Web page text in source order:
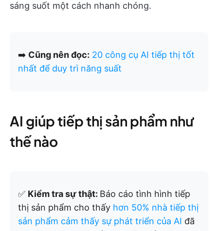
sáng suốt một cách nhanh chóng.
➡️ Cũng nên đọc: 20 công cụ AI tiếp thị tốt
nhất để duy trì năng suất
AI giúp tiếp thị sản phẩm như
thế nào
✅ Kiểm tra sự thật: Báo cáo tình hình tiếp
thị sản phẩm cho thấy hơn 50% nhà tiếp thị
sản phẩm cảm thấy sự phát triển của AI đã